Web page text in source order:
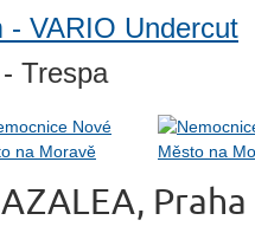
- VARIO Undercut
Trespa
Praha